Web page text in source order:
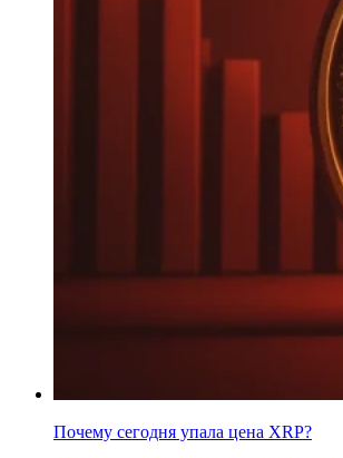
Почему сегодня упала цена XRP?